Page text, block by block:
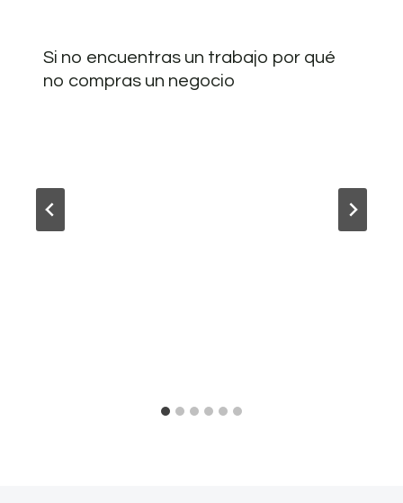
Si no encuentras un trabajo por qué
no compras un negocio